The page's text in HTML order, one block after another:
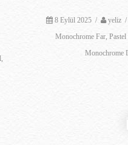
8 Eylül 2025 / yeliz /
Monochrome Far,
Monochrome